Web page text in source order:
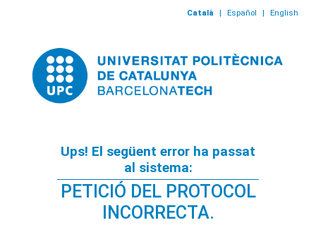
Català | Español | English
Ups! El següent error ha passat
al sistema:
PETICIÓ DEL PROTOCOL
INCORRECTA.